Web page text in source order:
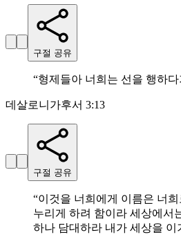
구절 공유
“형제들아 너희는 선을 행하
데살로니가후서 3:13
구절 공유
“이것을 너희에게 이름은 너
누리게 하려 함이라 세상에서
하나 담대하라 내가 세상을